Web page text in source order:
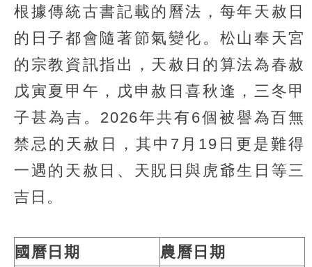
根據傳統古書記載的曆法，每年天赦日
的日子都會隨著節氣變化。松山奉天宮
的宗教資訊指出，天赦日的算法為春赦
戊寅夏甲午，戊申赦日喜秋逢，三冬甲
子甚為吉。2026年共有6個被譽為百無
禁忌的天赦日，其中7月19日更是難得
一遇的天赦日、天貺日與虎爺生日等三
吉日。
國曆日期 農曆日期